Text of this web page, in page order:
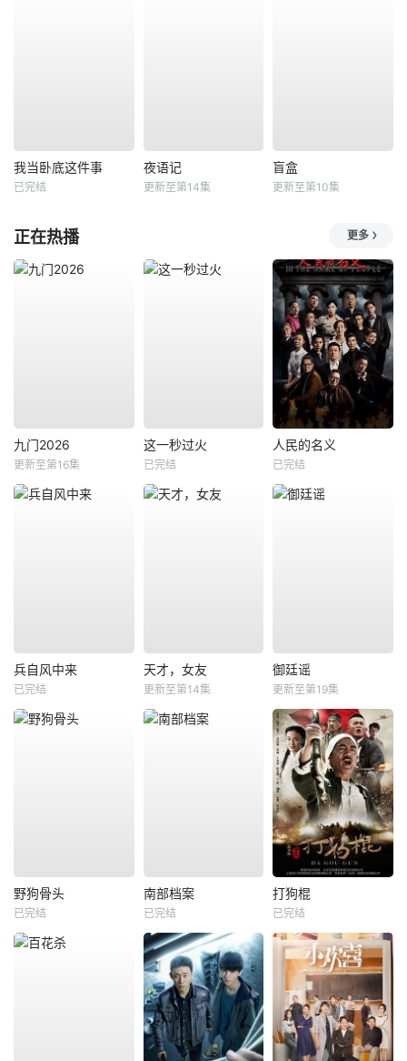
我当卧底这件事
已完结
夜语记
更新至第14集
盲盒
更新至第10集
正在热播 更多
九门2026
更新至第16集
这一秒过火
已完结
人民的名义
已完结
兵自风中来
已完结
天才，女友
更新至第14集
御廷谣
更新至第19集
野狗骨头
已完结
南部档案
已完结
打狗棍
已完结